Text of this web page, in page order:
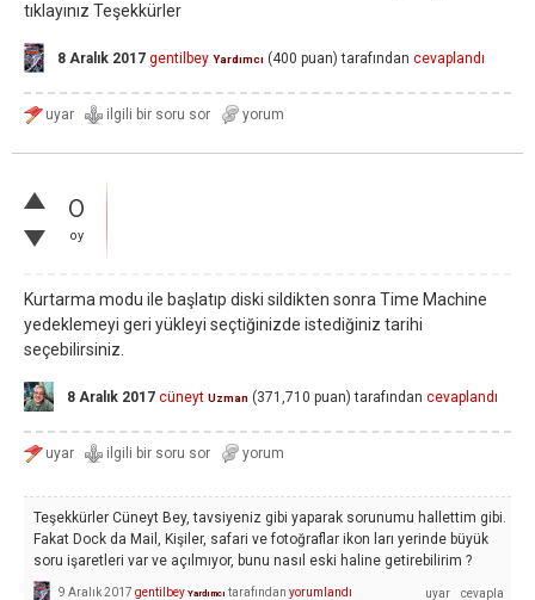
tıklayınız Teşekkürler
8 Aralık 2017 gentilbey Yardımcı (400 puan) tarafından cevaplandı
0
oy
Kurtarma modu ile başlatıp diski sildikten sonra Time Machine
yedeklemeyi geri yükleyi seçtiğinizde istediğiniz tarihi
seçebilirsiniz.
8 Aralık 2017 cüneyt Uzman (371,710 puan) tarafından cevaplandı
Teşekkürler Cüneyt Bey, tavsiyeniz gibi yaparak sorunumu hallettim gibi.
Fakat Dock da Mail, Kişiler, safari ve fotoğraflar ikon ları yerinde büyük
soru işaretleri var ve açılmıyor, bunu nasıl eski haline getirebilirim ?
9 Aralık 2017 gentilbey Yardımcı tarafından yorumlandı